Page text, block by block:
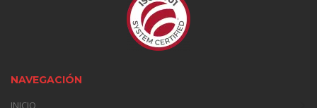
NAVEGACIÓN
INICIO